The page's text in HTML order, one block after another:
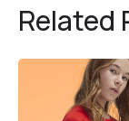
Related